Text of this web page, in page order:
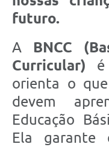
futuro.
A BNCC
Curricular) é
orienta o
devem
Educação
Ela garante